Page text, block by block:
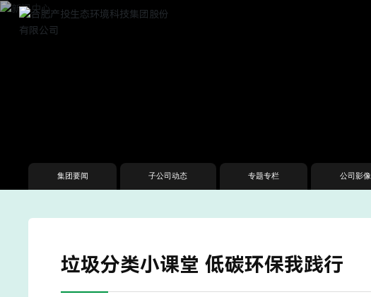
集团要闻 子公司动态 专题专栏 公司影像
垃圾分类小课堂 低碳环保我践行